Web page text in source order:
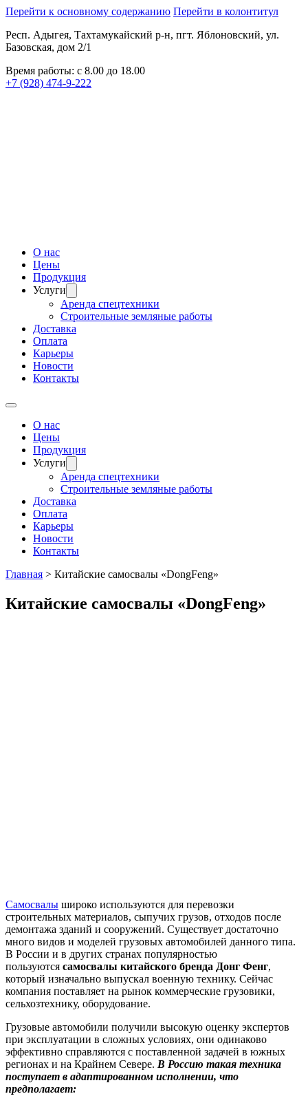
Перейти к основному содержанию Перейти в колонтитул
Респ. Адыгея, Тахтамукайский р-н, пгт. Яблоновский, ул.
Базовская, дом 2/1
Время работы: с 8.00 до 18.00
+7 (928) 474-9-222
О нас
Цены
Продукция
Услуги
Аренда спецтехники
Строительные земляные работы
Доставка
Оплата
Карьеры
Новости
Контакты
О нас
Цены
Продукция
Услуги
Аренда спецтехники
Строительные земляные работы
Доставка
Оплата
Карьеры
Новости
Контакты
Главная > Китайские самосвалы «DongFeng»
Китайские самосвалы «DongFeng»
Самосвалы широко используются для перевозки
строительных материалов, сыпучих грузов, отходов после
демонтажа зданий и сооружений. Существует достаточно
много видов и моделей грузовых автомобилей данного типа.
В России и в других странах популярностью
пользуются самосвалы китайского бренда Донг Фенг,
который изначально выпускал военную технику. Сейчас
компания поставляет на рынок коммерческие грузовики,
сельхозтехнику, оборудование.
Грузовые автомобили получили высокую оценку экспертов
при эксплуатации в сложных условиях, они одинаково
эффективно справляются с поставленной задачей в южных
регионах и на Крайнем Севере. В Россию такая техника
поступает в адаптированном исполнении, что
предполагает: